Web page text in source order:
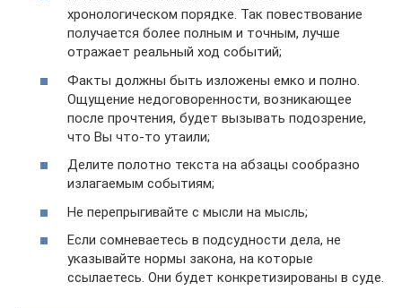
хронологическом порядке. Так повествование
получается более полным и точным, лучше
отражает реальный ход событий;
Факты должны быть изложены емко и полно.
Ощущение недоговоренности, возникающее
после прочтения, будет вызывать подозрение,
что Вы что-то утаили;
Делите полотно текста на абзацы сообразно
излагаемым событиям;
Не перепрыгивайте с мысли на мысль;
Если сомневаетесь в подсудности дела, не
указывайте нормы закона, на которые
ссылаетесь. Они будет конкретизированы в суде.